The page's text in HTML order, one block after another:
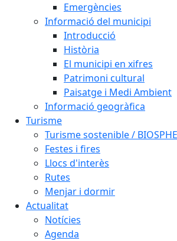
Emergències
Informació del municipi
Introducció
Història
El municipi en xifres
Patrimoni cultural
Paisatge i Medi Ambient
Informació geogràfica
Turisme
Turisme sostenible /
Festes i fires
Llocs d'interès
Rutes
Menjar i dormir
Actualitat
Notícies
Agenda